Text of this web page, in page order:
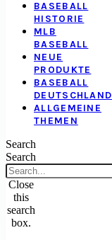
BASEBALL
HISTORIE
MLB
BASEBALL
NEUE
PRODUKTE
BASEBALL
DEUTSCHLAND
ALLGEMEINE
THEMEN
Search
Search
Close
this
search
box.